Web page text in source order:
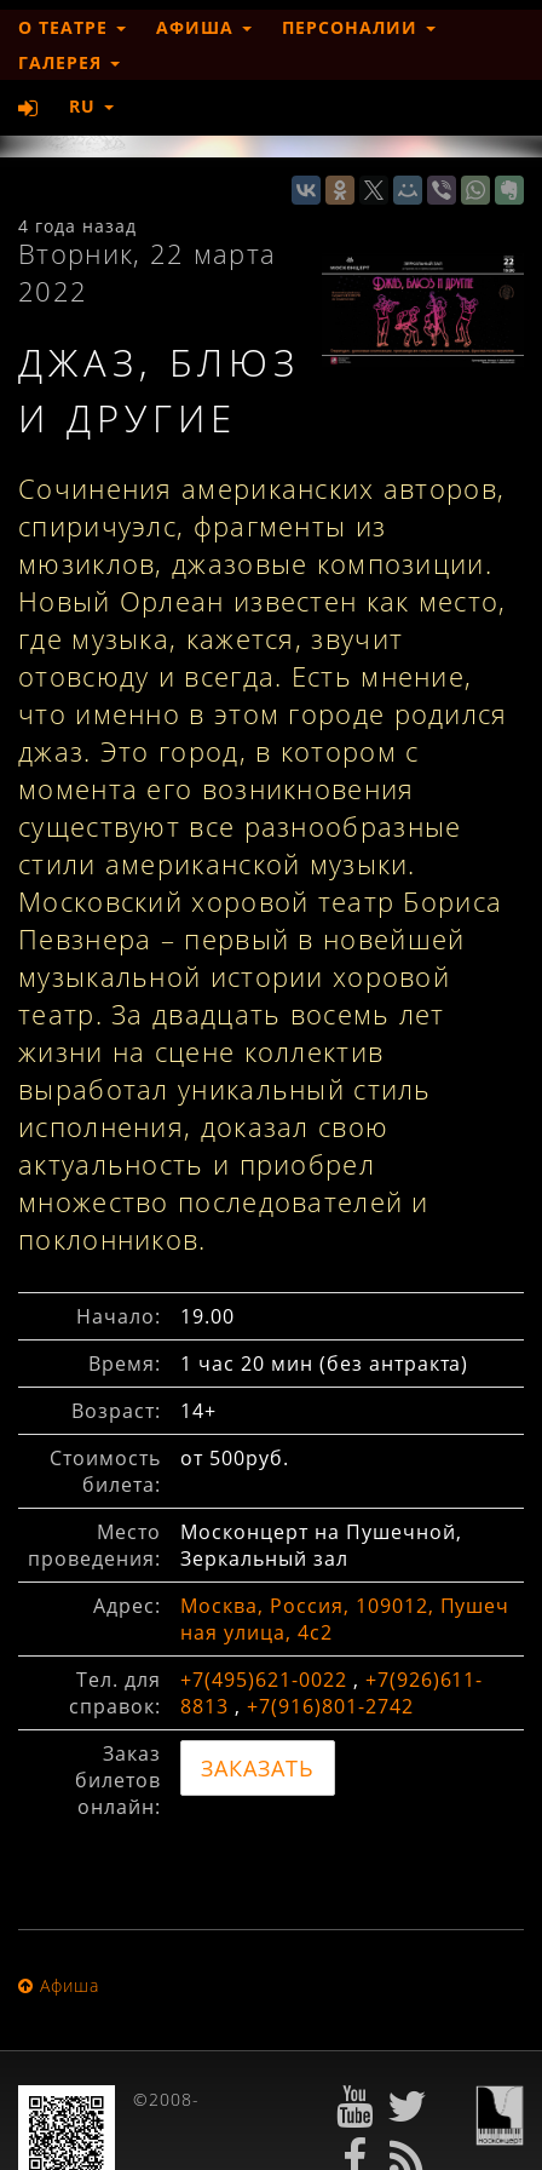
О ТЕАТРЕ АФИША
ПЕРСОНАЛИИ
ГАЛЕРЕЯ
RU
4 года назад
Вторник, 22 марта
2022
ДЖАЗ, БЛЮЗ
И ДРУГИЕ
Сочинения американских авторов,
спиричуэлс, фрагменты из
мюзиклов, джазовые композиции.
Новый Орлеан известен как место,
где музыка, кажется, звучит
отовсюду и всегда. Есть мнение,
что именно в этом городе родился
джаз. Это город, в котором с
момента его возникновения
существуют все разнообразные
стили американской музыки.
Московский хоровой театр Бориса
Певзнера – первый в новейшей
музыкальной истории хоровой
театр. За двадцать восемь лет
жизни на сцене коллектив
выработал уникальный стиль
исполнения, доказал свою
актуальность и приобрел
множество последователей и
поклонников.
Начало:
19.00
Время:
1 час 20 мин (без антракта)
Возраст:
14+
Стоимость
билета:
от 500руб.
Место
проведения:
Москонцерт на Пушечной,
Зеркальный зал
Адрес:
Москва, Россия, 109012, Пушеч
ная улица, 4с2
Тел. для
справок:
+7(495)621-0022 , +7(926)611-
8813 , +7(916)801-2742
Заказ
билетов
онлайн:
ЗАКАЗАТЬ
Афиша
©2008-